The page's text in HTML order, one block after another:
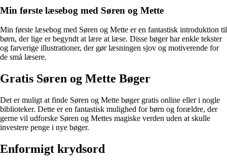
Min første læsebog med Søren og Mette
Min første læsebog med Søren og Mette er en fantastisk introduktion til
børn, der lige er begyndt at lære at læse. Disse bøger har enkle tekster
og farverige illustrationer, der gør læsningen sjov og motiverende for
de små læsere.
Gratis Søren og Mette Bøger
Det er muligt at finde Søren og Mette bøger gratis online eller i nogle
biblioteker. Dette er en fantastisk mulighed for børn og forældre, der
gerne vil udforske Søren og Mettes magiske verden uden at skulle
investere penge i nye bøger.
Enformigt krydsord